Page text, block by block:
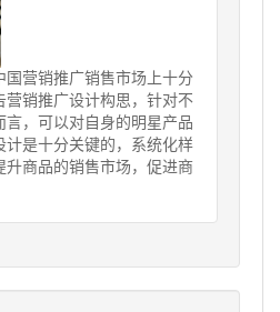
营销推广销售市场上十分
营销推广设计构思，针对不
言，可以对自身的明星产品
计是十分关键的，系统化样
升商品的销售市场，促进商